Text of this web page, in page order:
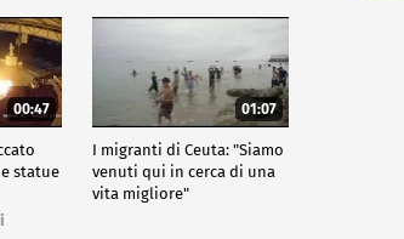
00:47
statue
01:07
I migranti di Ceuta: "Siamo
venuti qui in cerca di una
vita migliore"